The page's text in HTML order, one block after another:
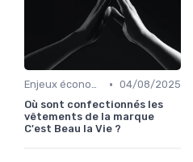
Enjeux économiques et marché B2B • 04/08/2025
Où sont confectionnés les
vêtements de la marque
C'est Beau la Vie ?